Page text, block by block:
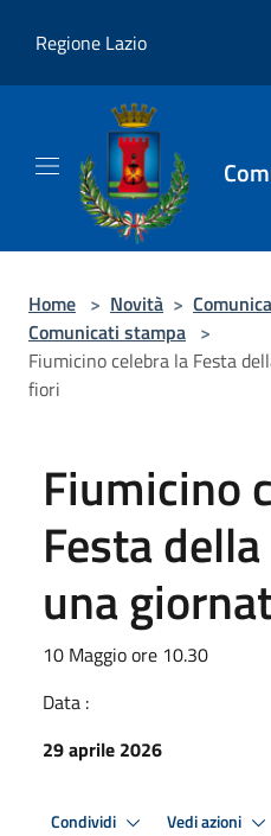
Regione Lazio
Home > Novità >
Comunicati stampa >
Fiumicino celebra la Festa
fiori
Fiumicino
Festa
una
10 Maggio ore 10.30
Data :
29 aprile 2026
Condividi Vedi azioni